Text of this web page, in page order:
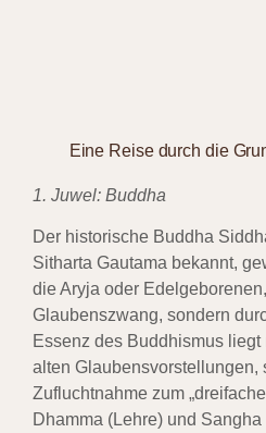
Eine Reise durch die
1. Juwel: Buddha
Der historische Buddha
Sitharta Gautama bekannt,
die Aryja oder
Glaubenszwang, sondern
Essenz des Buddhismus
alten Glaubensvorstellungen,
Zufluchtnahme zum
Dhamma (Lehre) und